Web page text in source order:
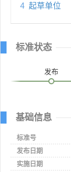
4 起草单位
标准状态
发布
基础信息
标准号
发布日期
实施日期